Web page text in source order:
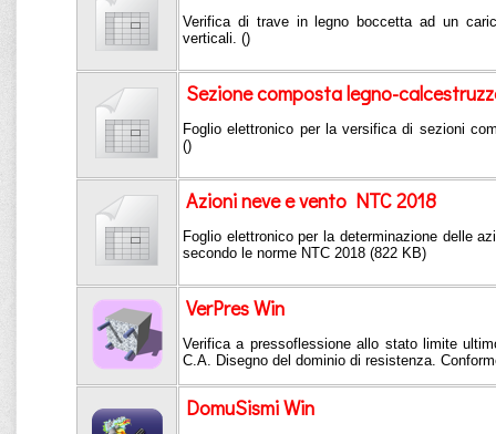
Verifica di trave in legno boccetta ad un
verticali. ()
Sezione composta legno-
Foglio elettronico per la versifica di sezioni
()
Azioni neve e vento NTC 2018
Foglio elettronico per la determinazione delle
secondo le norme NTC 2018 (822 KB)
VerPres Win
Verifica a pressoflessione allo stato limite
C.A. Disegno del dominio di resistenza.
DomuSismi Win